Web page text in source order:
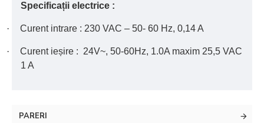
Specificații electrice :
· Curent intrare : 230 VAC – 50- 60 Hz, 0,14 A
· Curent ieșire : 24V~, 50-60Hz, 1.0A maxim 25,5 VAC
1 A
PARERI